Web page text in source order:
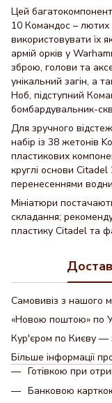
Цей
10 Командос – лютих
використовувати їх
армій орків у
зброю, голови та
унікальний загін, а
Ноб, підступний
бомбардувальник-
Для зручного
набір із 38 жетонів
пластикових
круглі основи
перенесеннями
Мініатюри
складання;
пластику Citadel та
Самовивіз з нашого
«Новою поштою» по
Кур'єром по Києву —
Більше інформації
Готівкою при
Банковою